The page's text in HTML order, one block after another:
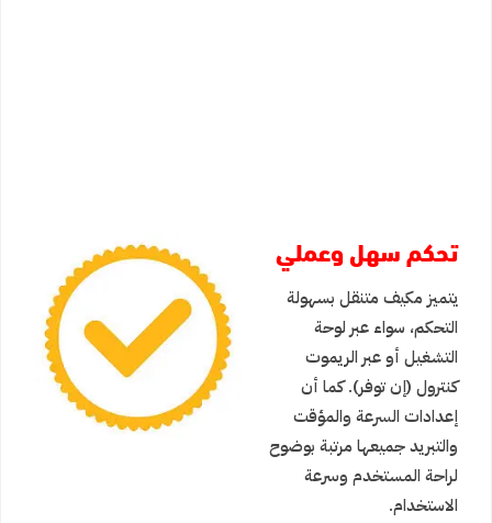
تحكم سهل وعملي
يتميز مكيف متنقل بسهولة
التحكم، سواء عبر لوحة
التشغيل أو عبر الريموت
كنترول (إن توفر). كما أن
إعدادات السرعة والمؤقت
والتبريد جميعها مرتبة بوضوح
لراحة المستخدم وسرعة
الاستخدام.